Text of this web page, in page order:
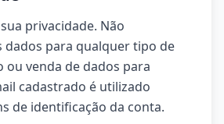
privacidade. Não
dados para qualquer tipo de
ou venda de dados para
cadastrado é utilizado
de identificação da conta.